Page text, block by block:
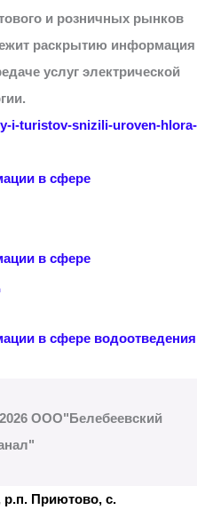
и розничных рынков
раскрытию информация
услуг электрической
в сфере
в сфере
в сфере водоотведения
ООО"Белебеевский
р.п. Приютово, с.